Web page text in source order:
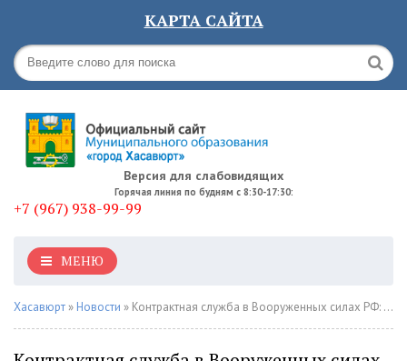
КАРТА САЙТА
Версия для слабовидящих
Горячая линия по будням с 8:30-17:30:
+7 (967) 938-99-99
МЕНЮ
Хасавюрт » Новости » Контрактная служба в Вооруженных силах РФ: единовременная выплата при заключении контракта - 2,8 млн рублей